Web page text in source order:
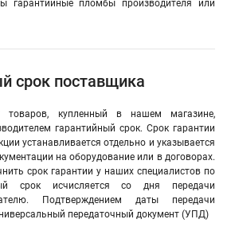
гарантийные пломбы производителя или
срок поставщика
товаров, купленный в нашем магазине,
гарантийный срок. Срок гарантии
устанавливается отдельно и указывается
на оборудование или в договорах.
срок гарантии у наших специалистов по
срок исчисляется со дня передачи
Подтверждением даты передачи
передаточный документ (УПД)